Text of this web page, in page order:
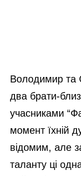
Володимир та
два брати-
учасниками
момент їхній
відомим, але
таланту ці